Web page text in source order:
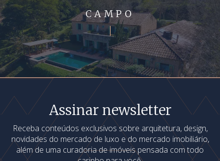
CAMPO
Assinar newsletter
Receba conteúdos exclusivos sobre arquitetura, design,
novidades do mercado de luxo e do mercado imobiliário,
além de uma curadoria de imóveis pensada com todo